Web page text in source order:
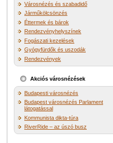
Városnézés és szabadidő
Járműkölcsönzés
Éttermek és bárok
Rendezvényhelyszínek
Fogászati kezelések
Gyógyfürdők és uszodák
Rendezvények
Akciós városnézések
Budapesti városnézés
Budapest városnézés Parlament
látogatással
Kommunista dikta-túra
RiverRide – az úszó busz